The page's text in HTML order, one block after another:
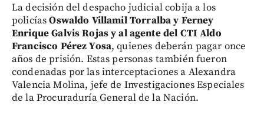
La decisión del despacho judicial cobija a los
policíasOswaldo Villamil Torralba y Ferney
Enrique Galvis Rojas y al agente del CTI Aldo
Francisco Pérez Yosa, quienes deberán pagar once
años de prisión. Estas personas también fueron
condenadas por las interceptaciones a Alexandra
Valencia Molina, jefe de Investigaciones Especiales
de la Procuraduría General de la Nación.